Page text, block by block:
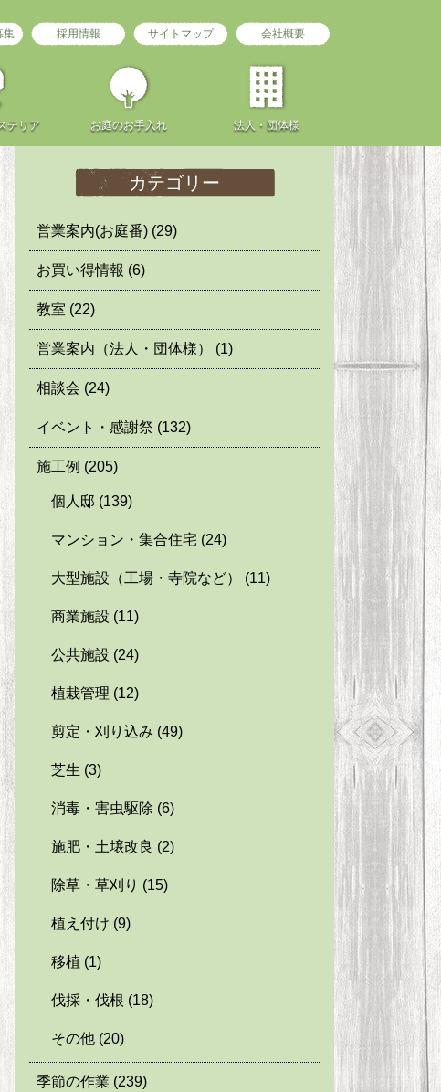
テリア お庭のお手入れ 法人・団体様
集 採用情報 サイトマップ 会社概要
カテゴリー
営業案内(お庭番) (29)
お買い得情報 (6)
教室 (22)
営業案内（法人・団体様） (1)
相談会 (24)
イベント・感謝祭 (132)
施工例 (205)
個人邸 (139)
マンション・集合住宅 (24)
大型施設（工場・寺院など） (11)
商業施設 (11)
公共施設 (24)
植栽管理 (12)
剪定・刈り込み (49)
芝生 (3)
消毒・害虫駆除 (6)
施肥・土壌改良 (2)
除草・草刈り (15)
植え付け (9)
移植 (1)
伐採・伐根 (18)
その他 (20)
季節の作業 (239)